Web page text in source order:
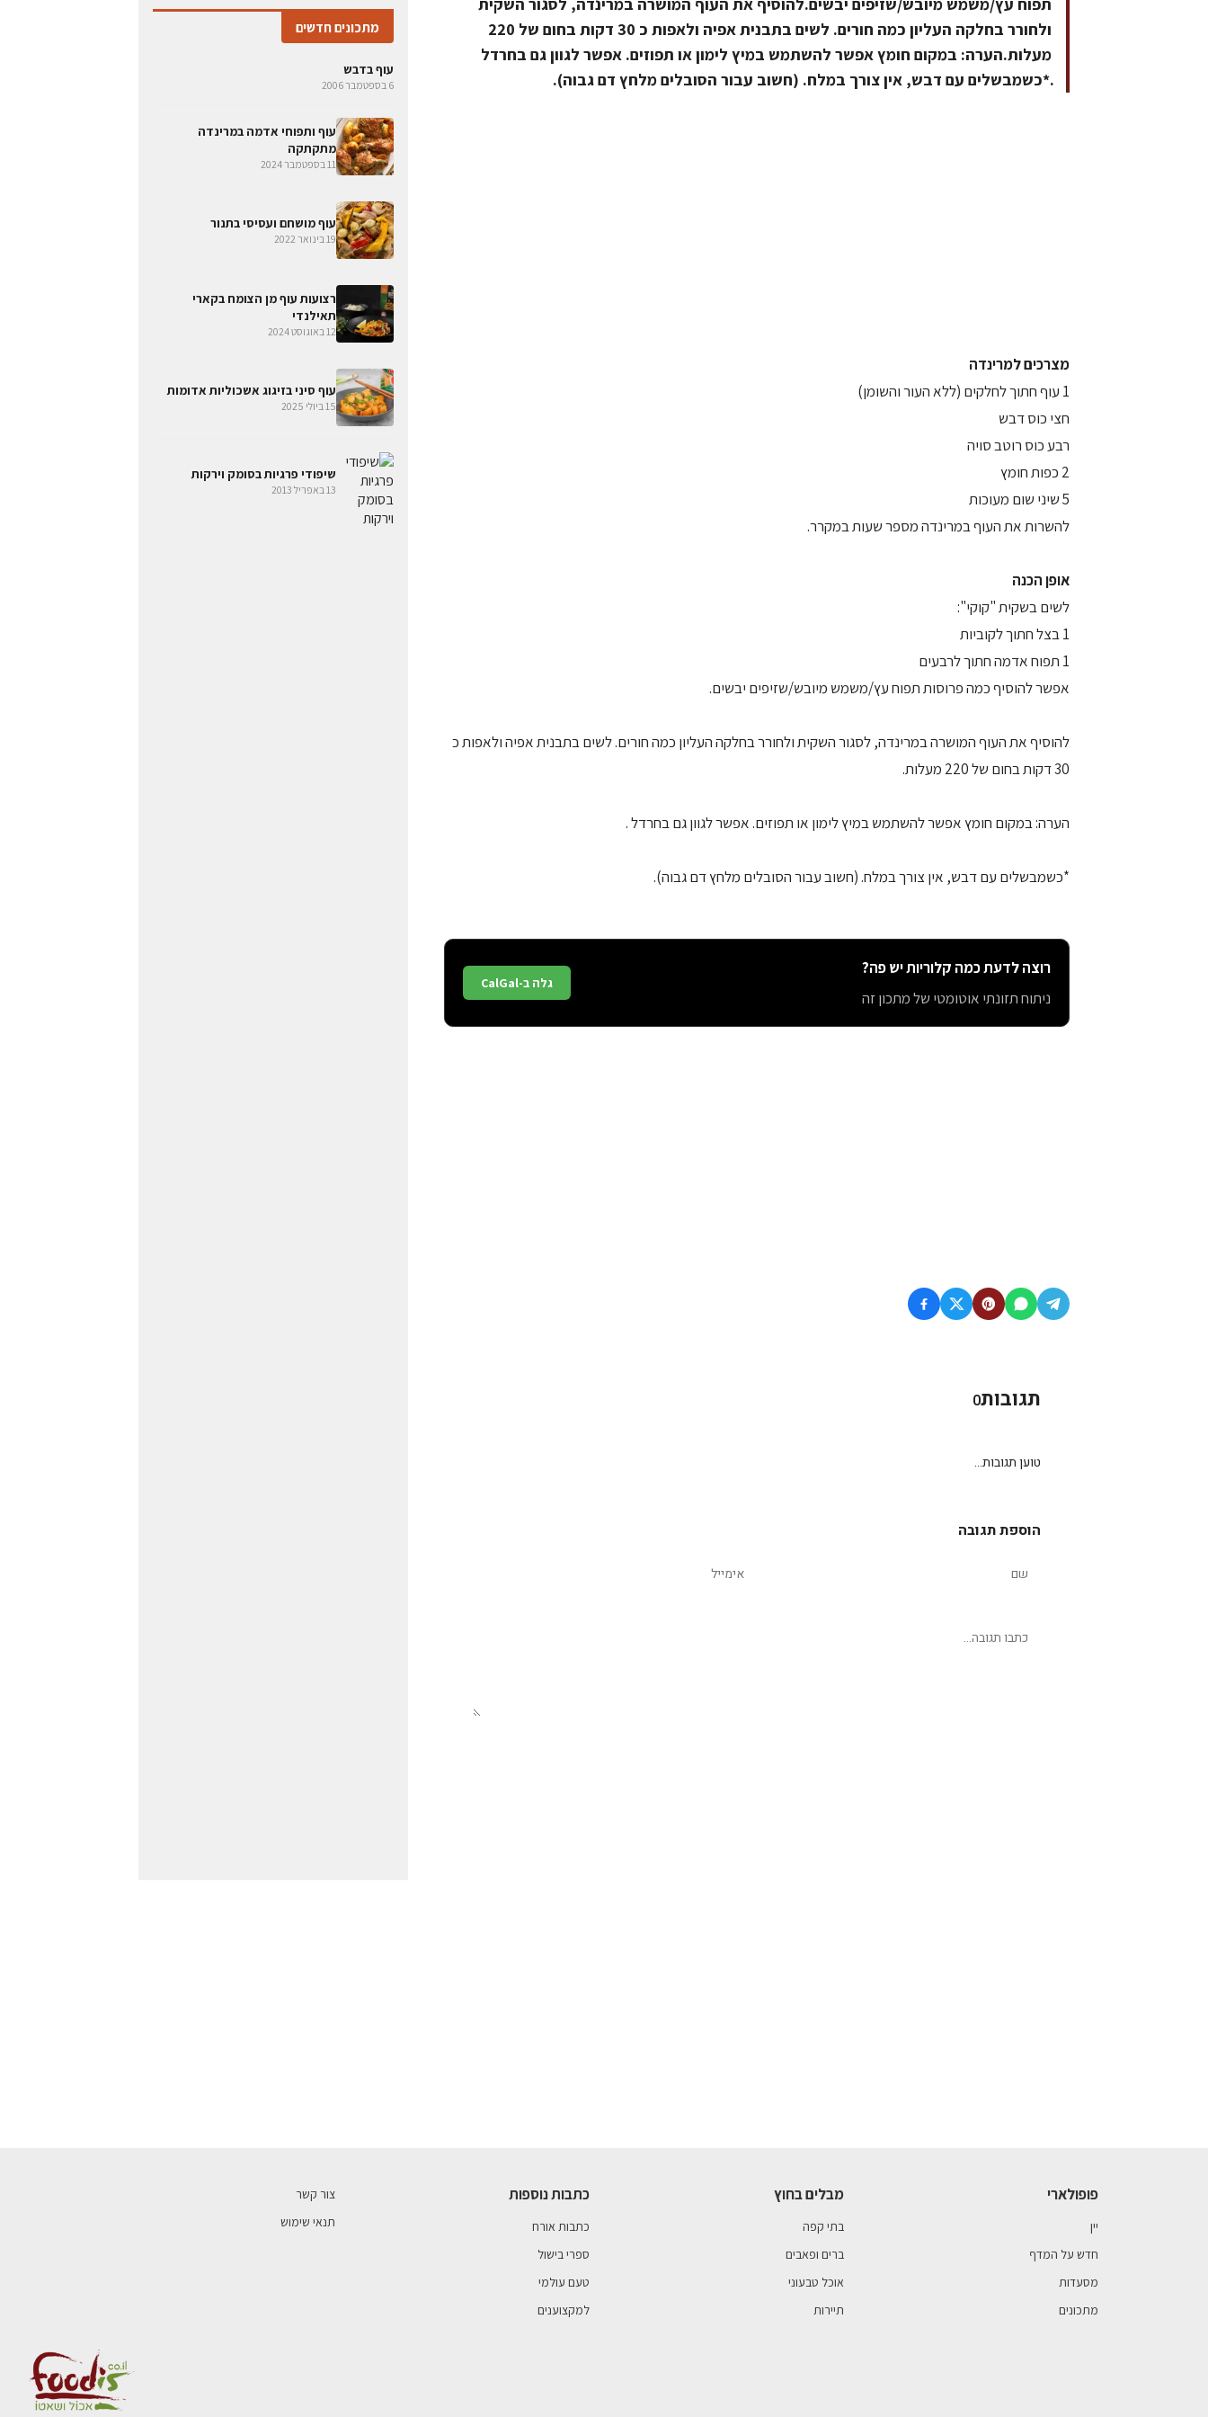
ולחורר בחלקה העליון כמה חורים. לשים בתבנית אפיה ולאפות כ 30 דקות בחום של 220
מעלות.הערה: במקום חומץ אפשר להשתמש במיץ לימון או תפוזים. אפשר לגוון גם בחרדל
.*כשמבשלים עם דבש, אין צורך במלח. (חשוב עבור הסובלים מלחץ דם גבוה).
מצרכים למרינדה
1 עוף חתוך לחלקים (ללא העור והשומן)
חצי כוס דבש
רבע כוס רוטב סויה
2 כפות חומץ
5 שיני שום מעוכות
להשרות את העוף במרינדה מספר שעות במקרר.
אופן הכנה
לשים בשקית "קוקי":
1 בצל חתוך לקוביות
1 תפוח אדמה חתוך לרבעים
אפשר להוסיף כמה פרוסות תפוח עץ/משמש מיובש/שזיפים יבשים.
להוסיף את העוף המושרה במרינדה, לסגור השקית ולחורר בחלקה העליון כמה חורים. לשים בתבנית אפיה ולאפות כ
30 דקות בחום של 220 מעלות.
הערה: במקום חומץ אפשר להשתמש במיץ לימון או תפוזים. אפשר לגוון גם בחרדל .
*כשמבשלים עם דבש, אין צורך במלח. (חשוב עבור הסובלים מלחץ דם גבוה).
רוצה לדעת כמה קלוריות יש פה?
ניתוח תזונתי אוטומטי של מתכון זה
גלה ב-CalGal
תגובות0
טוען תגובות...
הוספת תגובה
מתכונים חדשים
עוף בדבש
6 בספטמבר 2006
עוף ותפוחי אדמה במרינדה
מתקתקה
11 בספטמבר 2024
עוף מושחם ועסיסי בתנור
19 בינואר 2022
רצועות עוף מן הצומח בקארי
תאילנדי
12 באוגוסט 2024
עוף סיני בזיגוג אשכוליות אדומות
15 ביולי 2025
שיפודי פרגיות בסומק וירקות
13 באפריל 2013
פופולארי
יין
חדש על המדף
מסעדות
מתכונים
מבלים בחוץ
בתי קפה
ברים ופאבים
אוכל טבעוני
תיירות
כתבות נוספות
כתבות אורח
ספרי בישול
טעם עולמי
למקצוענים
צור קשר
תנאי שימוש